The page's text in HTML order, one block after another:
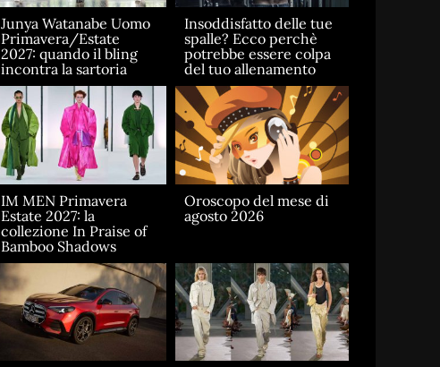
Junya Watanabe Uomo
Primavera/Estate
2027: quando il bling
incontra la sartoria
Insoddisfatto delle tue
spalle? Ecco perchè
potrebbe essere colpa
del tuo allenamento
IM MEN Primavera
Estate 2027: la
collezione In Praise of
Bamboo Shadows
Oroscopo del mese di
agosto 2026